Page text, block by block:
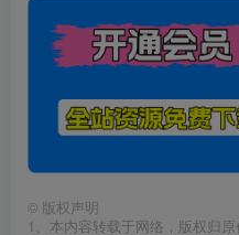
© 版权声明
1、本内容转载于网络，版权归